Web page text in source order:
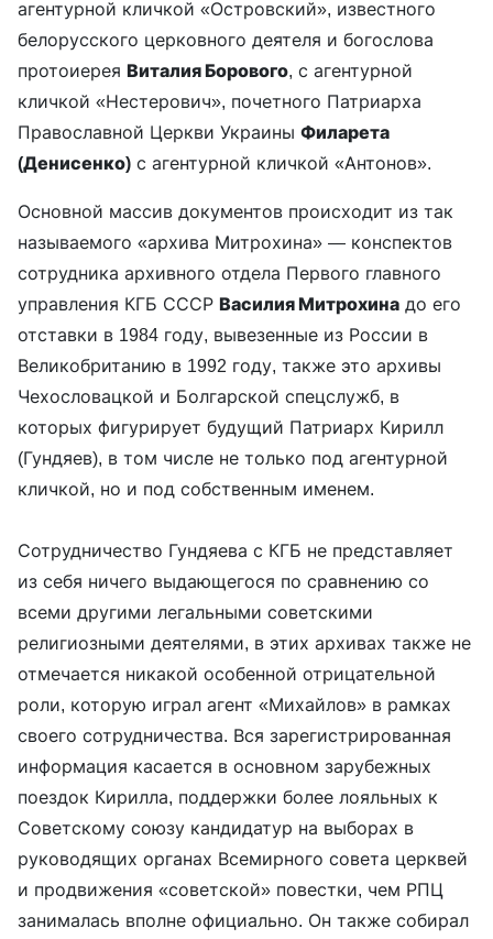
агентурной кличкой «Островский», известного
белорусского церковного деятеля и богослова
протоиерея Виталия Борового, с агентурной
кличкой «Нестерович», почетного Патриарха
Православной Церкви Украины Филарета
(Денисенко) с агентурной кличкой «Антонов».
Основной массив документов происходит из так
называемого «архива Митрохина» — конспектов
сотрудника архивного отдела Первого главного
управления КГБ СССР Василия Митрохина до его
отставки в 1984 году, вывезенные из России в
Великобританию в 1992 году, также это архивы
Чехословацкой и Болгарской спецслужб, в
которых фигурирует будущий Патриарх Кирилл
(Гундяев), в том числе не только под агентурной
кличкой, но и под собственным именем.
Сотрудничество Гундяева с КГБ не представляет
из себя ничего выдающегося по сравнению со
всеми другими легальными советскими
религиозными деятелями, в этих архивах также не
отмечается никакой особенной отрицательной
роли, которую играл агент «Михайлов» в рамках
своего сотрудничества. Вся зарегистрированная
информация касается в основном зарубежных
поездок Кирилла, поддержки более лояльных к
Советскому союзу кандидатур на выборах в
руководящих органах Всемирного совета церквей
и продвижения «советской» повестки, чем РПЦ
занималась вполне официально. Он также собирал